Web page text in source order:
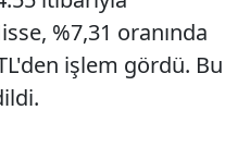
%7,31 oranında
işlem gördü. Bu